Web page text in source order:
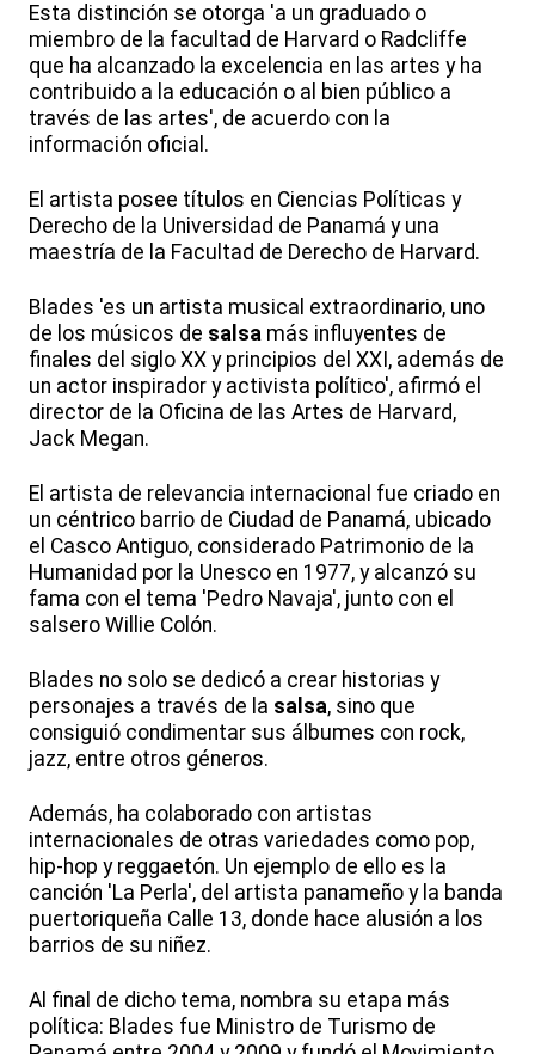
Esta distinción se otorga 'a un graduado o
miembro de la facultad de Harvard o Radcliffe
que ha alcanzado la excelencia en las artes y ha
contribuido a la educación o al bien público a
través de las artes', de acuerdo con la
información oficial.
El artista posee títulos en Ciencias Políticas y
Derecho de la Universidad de Panamá y una
maestría de la Facultad de Derecho de Harvard.
Blades 'es un artista musical extraordinario, uno
de los músicos de salsa más influyentes de
finales del siglo XX y principios del XXI, además de
un actor inspirador y activista político', afirmó el
director de la Oficina de las Artes de Harvard,
Jack Megan.
El artista de relevancia internacional fue criado en
un céntrico barrio de Ciudad de Panamá, ubicado
el Casco Antiguo, considerado Patrimonio de la
Humanidad por la Unesco en 1977, y alcanzó su
fama con el tema 'Pedro Navaja', junto con el
salsero Willie Colón.
Blades no solo se dedicó a crear historias y
personajes a través de la salsa, sino que
consiguió condimentar sus álbumes con rock,
jazz, entre otros géneros.
Además, ha colaborado con artistas
internacionales de otras variedades como pop,
hip-hop y reggaetón. Un ejemplo de ello es la
canción 'La Perla', del artista panameño y la banda
puertoriqueña Calle 13, donde hace alusión a los
barrios de su niñez.
Al final de dicho tema, nombra su etapa más
política: Blades fue Ministro de Turismo de